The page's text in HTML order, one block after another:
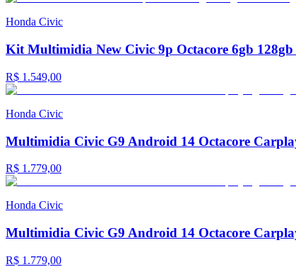
Honda Civic
Kit Multimidia New Civic 9p Octacore 6gb
R$ 1.549,00
Honda Civic
Multimidia Civic G9 Android 14 Octacore
R$ 1.779,00
Honda Civic
Multimidia Civic G9 Android 14 Octacore
R$ 1.779,00